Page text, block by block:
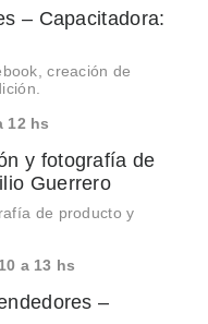
– Capacitadora:
creación de
12 hs
y fotografía de
Guerrero
de producto y
a 13 hs
–